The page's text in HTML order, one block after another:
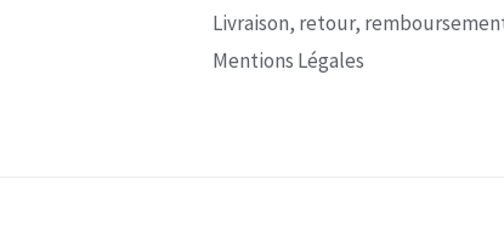
Livraison, retour,
Mentions Légales